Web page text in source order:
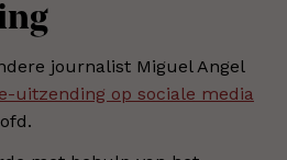
journalist Miguel Angel
uitzending op sociale media